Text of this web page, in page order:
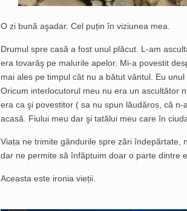
O zi bună aşadar. Cel puțin în viziunea mea.
Drumul spre casă a fost unul plăcut. L-am
era tovarăş pe malurile apelor. Mi-a povestit
mai ales pe timpul cât nu a bătut vântul. Eu
Oricum interlocutorul meu nu era un ascultător
era ca şi povestitor ( sa nu spun lăudăros, că
acasă. Fiului meu dar şi tatălui meu care în
Viața ne trimite gândurile spre zări îndepărtate,
dar ne permite să înfăptuim doar o parte dintre
Aceasta este ironia vieții.